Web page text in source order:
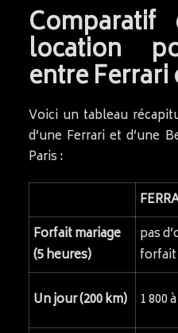
location
entre
Voici un tableau
d’une Ferrari et d’une
Paris :
Forfait mariage
(5 heures)
pas
forfait
Un jour (200 km) 1 800